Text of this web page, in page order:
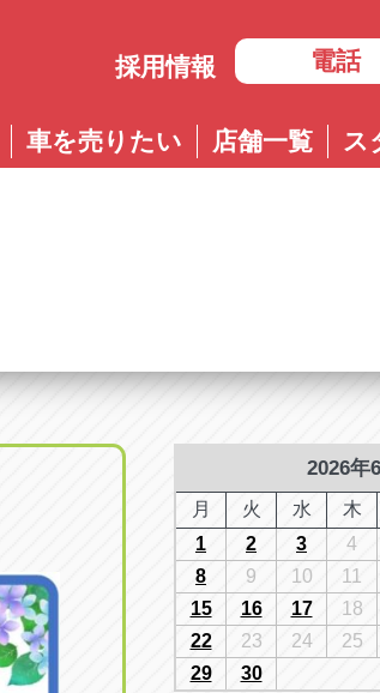
採用情報 電話
岐阜
058-379-0525
アップル大垣IC南店
0584-87-0200
ップル世田谷店
037-315
アップル
04-7190-
岐阜
アップル恵那店
アップル各務原店
岐阜県各務原市各務おがせ町9-206-1
千葉
アップルかしわ沼南店
千葉県柏市藤ケ谷新田15-3
車を売りたい 店舗一覧 ス
2026年
月 火 水 木
1
2 3 4
8
9 10 11
15
16 17 18
22
23 24 25
29
30